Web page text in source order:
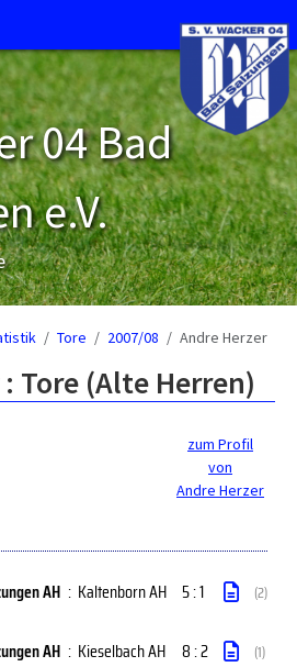
04 Bad
e.V.
Tore 2007/08 Andre Herzer
Tore (Alte Herren)
zum Profil
von
Andre Herzer
AH : Kaltenborn AH 5 : 1 (2)
AH : Kieselbach AH 8 : 2 (1)